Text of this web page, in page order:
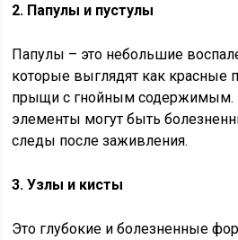
2. Папулы и пустулы
Папулы – это небольшие
которые выглядят как красные
прыщи с гнойным содержимым.
элементы могут быть
следы после заживления.
3. Узлы и кисты
Это глубокие и болезненные